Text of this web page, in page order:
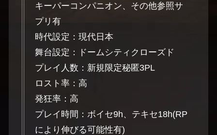
キーパーコンパニオン、その他参照サ
プリ有
時代設定：現代日本
舞台設定：ドームシティクローズド
プレイ人数：新規限定秘匿3PL
ロスト率：高
発狂率：高
プレイ時間：ボイセ9h、テキセ18h(RP
により伸びる可能性有)